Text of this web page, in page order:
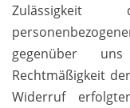
gegenüber
Rechtmäßigkeit
Widerruf